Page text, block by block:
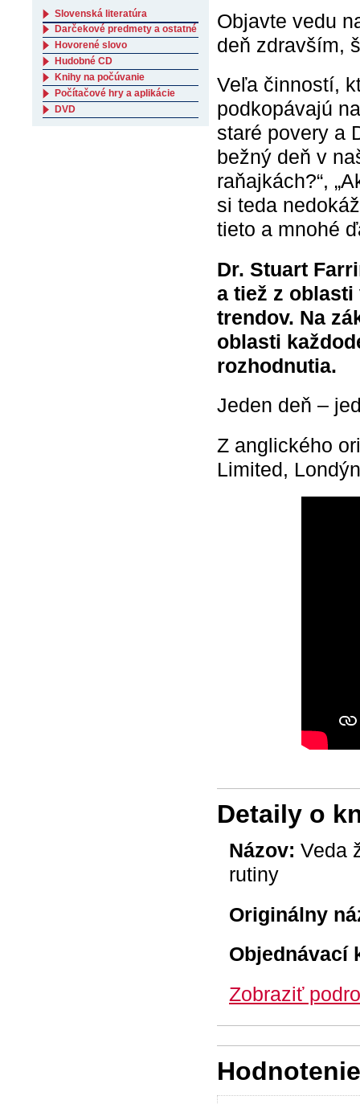
Objavte vedu
deň zdravším,
Veľa činností,
podkopávajú
staré povery a
bežný deň v
raňajkách?“,
si teda
tieto a mnohé
Dr. Stuart
a tiež z
trendov. Na
oblasti
rozhodnutia.
Jeden deň –
Z anglického
Limited,
Detaily o
Názov: Veda
rutiny
Originálny
Objednávací
Zobraziť
Slovenská literatúra
Darčekové predmety a ostatné
Hovorené slovo
Hudobné CD
Knihy na počúvanie
Počítačové hry a aplikácie
DVD